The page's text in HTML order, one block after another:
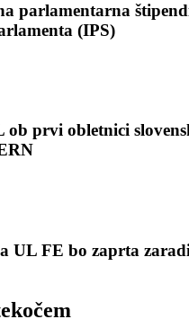
parlamentarna
(IPS)
ob prvi obletnici
UL FE bo zaprta